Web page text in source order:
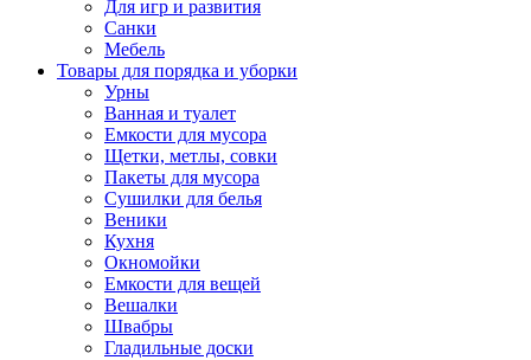
Для игр и развития
Санки
Мебель
Товары для порядка и уборки
Урны
Ванная и туалет
Емкости для мусора
Щетки, метлы, совки
Пакеты для мусора
Сушилки для белья
Веники
Кухня
Окномойки
Емкости для вещей
Вешалки
Швабры
Гладильные доски